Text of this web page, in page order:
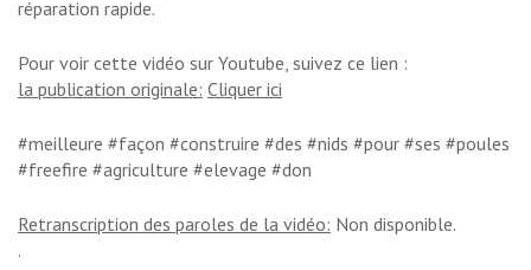
réparation rapide.
Pour voir cette vidéo sur Youtube, suivez ce lien :
la publication originale: Cliquer ici
#meilleure #façon #construire #des #nids #pour #ses #poules
#freefire #agriculture #elevage #don
Retranscription des paroles de la vidéo: Non disponible.
.